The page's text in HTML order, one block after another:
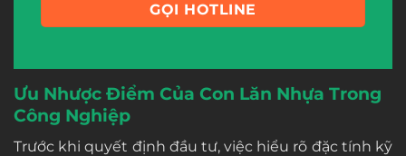
GỌI HOTLINE
Ưu Nhược Điểm Của Con Lăn Nhựa Trong
Công Nghiệp
Trước khi quyết định đầu tư, việc hiểu rõ đặc tính kỹ